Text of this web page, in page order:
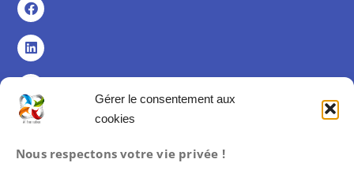
Gérer le consentement aux
cookies
Nous respectons votre vie privée !
Politique de cookies (UE)